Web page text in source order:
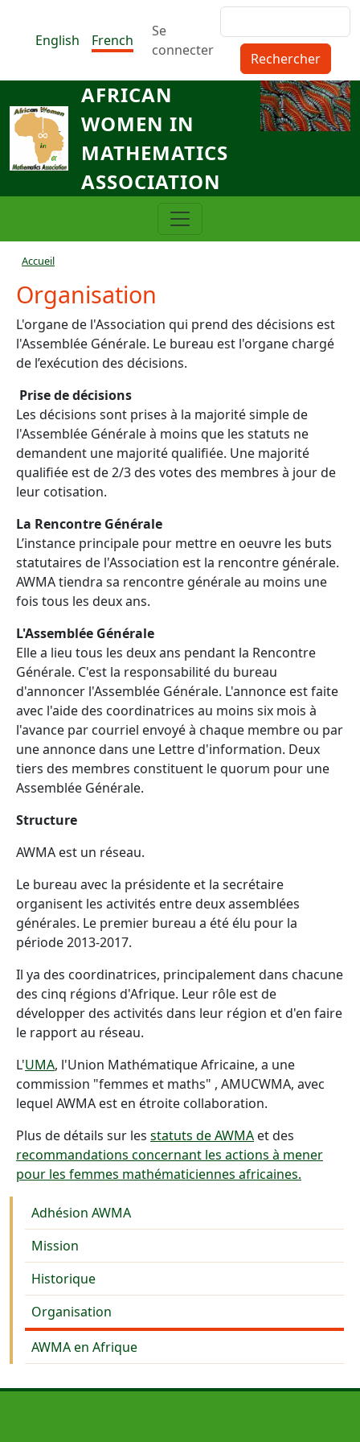
English
French
Menu du compte de
Se
connecter
AFRICAN
WOMEN IN
MATHEMATICS
ASSOCIATION
Fil d'Ariane
Accueil
Organisation
L'organe de l'Association qui prend des décisions est
l'Assemblée Générale. Le bureau est l'organe chargé
de l’exécution des décisions.
Prise de décisions
Les décisions sont prises à la majorité simple de
l'Assemblée Générale à moins que les statuts ne
demandent une majorité qualifiée. Une majorité
qualifiée est de 2/3 des votes des membres à jour de
leur cotisation.
La Rencontre Générale
L’instance principale pour mettre en oeuvre les buts
statutaires de l'Association est la rencontre générale.
AWMA tiendra sa rencontre générale au moins une
fois tous les deux ans.
L'Assemblée Générale
Elle a lieu tous les deux ans pendant la Rencontre
Générale. C'est la responsabilité du bureau
d'annoncer l'Assemblée Générale. L'annonce est faite
avec l'aide des coordinatrices au moins six mois à
l'avance par courriel envoyé à chaque membre ou par
une annonce dans une Lettre d'information. Deux
tiers des membres constituent le quorum pour une
Assemblée Générale.
Structure
AWMA est un réseau.
Le bureau avec la présidente et la secrétaire
organisent les activités entre deux assemblées
générales. Le premier bureau a été élu pour la
période 2013-2017.
Il ya des coordinatrices, principalement dans chacune
des cinq régions d'Afrique. Leur rôle est de
développer des activités dans leur région et d'en faire
le rapport au réseau.
L'UMA, l'Union Mathématique Africaine, a une
commission "femmes et maths" , AMUCWMA, avec
lequel AWMA est en étroite collaboration.
Plus de détails sur les statuts de AWMA et des
recommandations concernant les actions à mener
pour les femmes mathématiciennes africaines.
About us
Adhésion AWMA
Mission
Historique
Organisation
AWMA en Afrique